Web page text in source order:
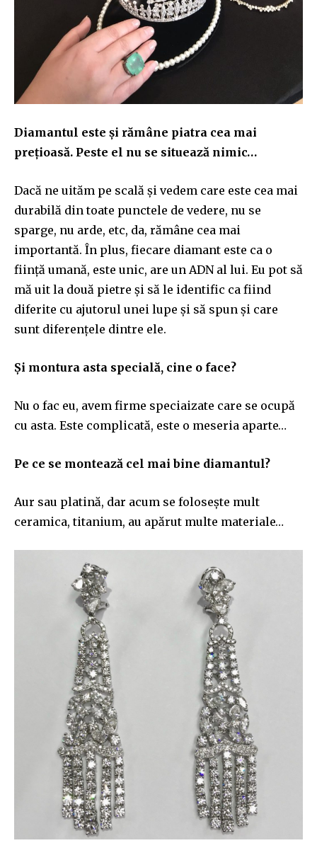
Diamantul este și rămâne piatra cea mai
prețioasă. Peste el nu se situează nimic…
Dacă ne uităm pe scală și vedem care este cea mai
durabilă din toate punctele de vedere, nu se
sparge, nu arde, etc, da, rămâne cea mai
importantă. În plus, fiecare diamant este ca o
ființă umană, este unic, are un ADN al lui. Eu pot să
mă uit la două pietre și să le identific ca fiind
diferite cu ajutorul unei lupe și să spun și care
sunt diferențele dintre ele.
Și montura asta specială, cine o face?
Nu o fac eu, avem firme speciaizate care se ocupă
cu asta. Este complicată, este o meseria aparte…
Pe ce se montează cel mai bine diamantul?
Aur sau platină, dar acum se folosește mult
ceramica, titanium, au apărut multe materiale…